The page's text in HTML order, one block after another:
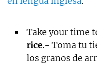
Take your time
rice.- Toma tu
los granos de